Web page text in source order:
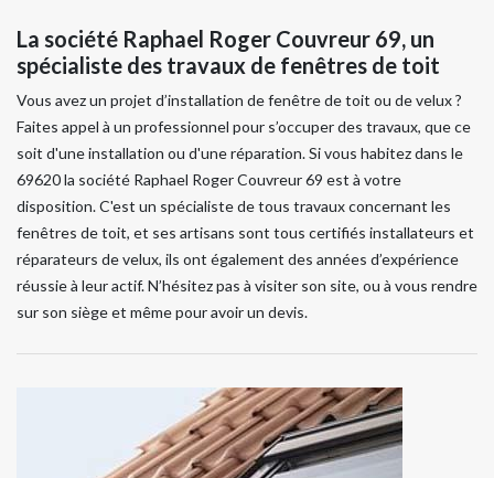
La société Raphael Roger Couvreur 69, un
spécialiste des travaux de fenêtres de toit
Vous avez un projet d’installation de fenêtre de toit ou de velux ?
Faites appel à un professionnel pour s’occuper des travaux, que ce
soit d'une installation ou d'une réparation. Si vous habitez dans le
69620 la société Raphael Roger Couvreur 69 est à votre
disposition. C'est un spécialiste de tous travaux concernant les
fenêtres de toit, et ses artisans sont tous certifiés installateurs et
réparateurs de velux, ils ont également des années d’expérience
réussie à leur actif. N’hésitez pas à visiter son site, ou à vous rendre
sur son siège et même pour avoir un devis.